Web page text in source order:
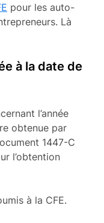
pour les auto-
Là
à la date de
l’année
obtenue par
1447-C
l’obtention
à la CFE.